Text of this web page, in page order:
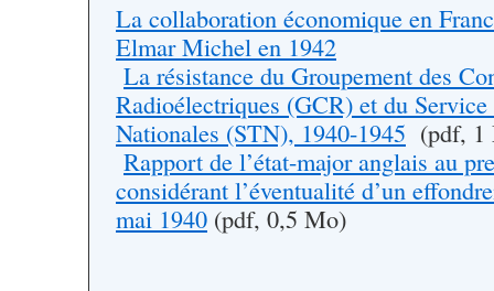
La collaboration économique en
Elmar Michel en 1942
La résistance du Groupement des
Radioélectriques (GCR) et du
Nationales (STN), 1940-1945 (pdf, 1
Rapport de l’état-major anglais au
considérant l’éventualité d’un
mai 1940 (pdf, 0,5 Mo)